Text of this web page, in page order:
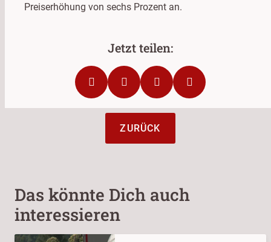
Preiserhöhung von sechs Prozent an.
ZURÜCK
Das könnte Dich auch
interessieren